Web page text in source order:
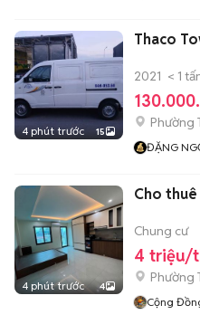
4 phút trước 15
Thaco
2021 < 1
Phường
ĐẶNG
4 phút trước 4
Cho thuê
Chung cư
4 triệu/
Phường
Cộng